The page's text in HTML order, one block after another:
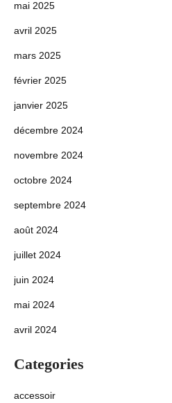
mai 2025
avril 2025
mars 2025
février 2025
janvier 2025
décembre 2024
novembre 2024
octobre 2024
septembre 2024
août 2024
juillet 2024
juin 2024
mai 2024
avril 2024
Categories
accessoir